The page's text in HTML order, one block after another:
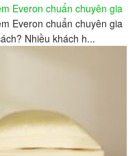
Everon chuẩn chuyên gia
Everon chuẩn chuyên gia
Nhiều khách h...